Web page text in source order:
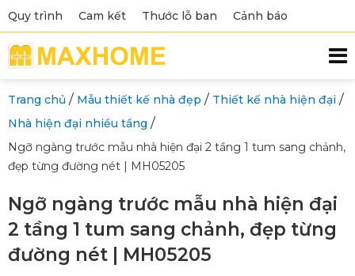
Quy trình Cam kết Thước lỗ ban Cảnh báo
Trang chủ / Mẫu thiết kế nhà đẹp / Thiết kế nhà hiện đại /
Nhà hiện đại nhiều tầng /
Ngỡ ngàng trước mẫu nhà hiện đại 2 tầng 1 tum sang chảnh,
đẹp từng đường nét | MH05205
Ngỡ ngàng trước mẫu nhà hiện đại
2 tầng 1 tum sang chảnh, đẹp từng
đường nét | MH05205